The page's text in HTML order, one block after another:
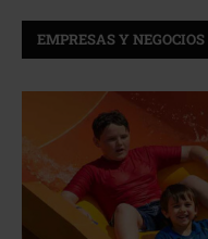
EMPRESAS Y NEGOCIOS